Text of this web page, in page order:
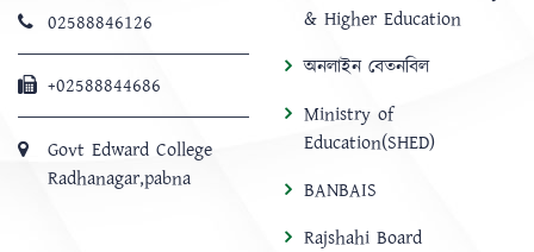
02588846126
+02588844686
Govt Edward College
Radhanagar,pabna
& Higher Education
অনলাইন বেতনবিল
Ministry of
Education(SHED)
BANBAIS
Rajshahi Board